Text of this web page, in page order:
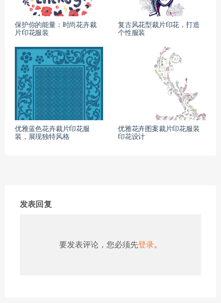
保护你的能量：时尚花卉裁
片印花服装
复古风花型裁片印花，打造
个性服装
优雅蓝色花卉裁片印花服
装，展现独特风格
优雅花卉图案裁片印花服装
印花设计
发表回复
要发表评论，您必须先登录。